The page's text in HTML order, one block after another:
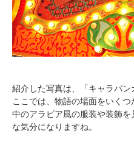
紹介した写真は、「キャラバン
ここでは、物語の場面をいく
中のアラビア風の服装や装飾
な気分になりますね。